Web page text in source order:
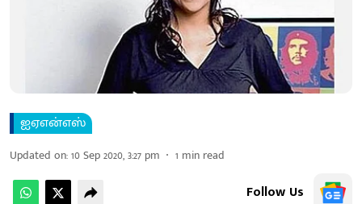
ஐஏஎன்எஸ்
Updated on:10 Sep 2020, 3:27 pm 1 min read
Follow Us